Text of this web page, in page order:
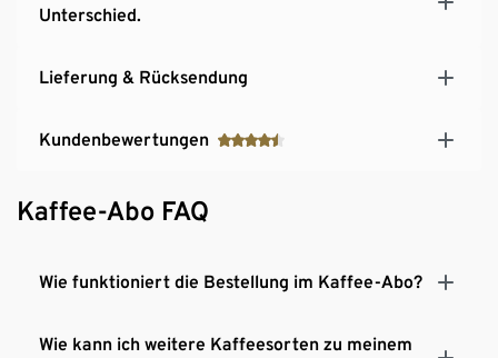
Unterschied.
Lieferung & Rücksendung
Kundenbewertungen
Kaffee-Abo FAQ
Wie funktioniert die Bestellung im Kaffee-Abo?
Wie kann ich weitere Kaffeesorten zu meinem